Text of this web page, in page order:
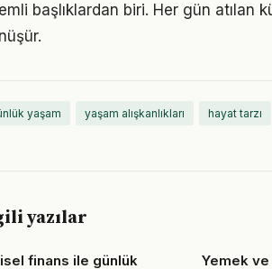
başlıklardan biri. Her gün atılan
yaşam yaşam alışkanlıkları hayat tarzı
yazılar
finans ile günlük Yemek ve